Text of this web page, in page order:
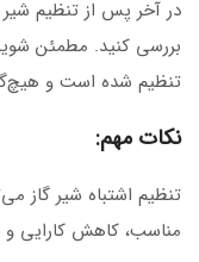
در آخر پس از تنظیم شیر
بررسی کنید. مطمئن
تنظیم شده است و
نکات مهم:
تنظیم اشتباه شیر گاز
مناسب، کاهش کارایی